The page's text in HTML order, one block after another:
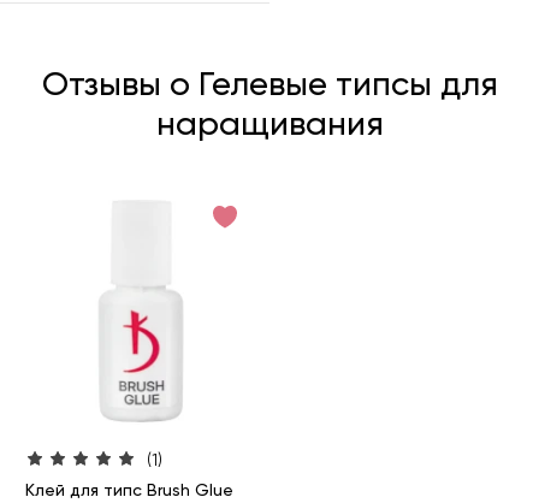
Отзывы о Гелевые типсы для
наращивания
(1)
Клей для типс Brush Glue